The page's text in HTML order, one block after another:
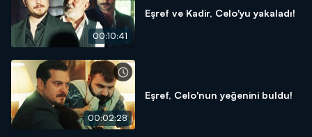
00:10:41
Eşref ve Kadir, Celo'yu yakaladı!
00:02:28
Eşref, Celo'nun yeğenini buldu!